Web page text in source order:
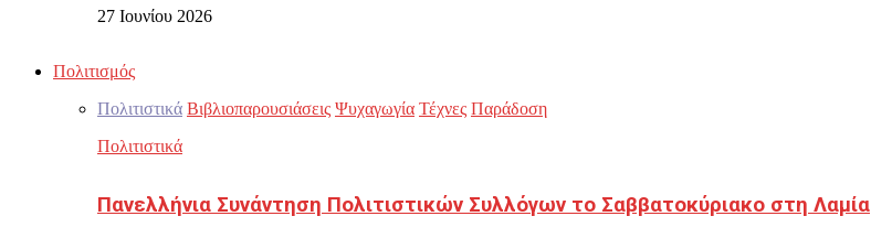
27 Ιουνίου 2026
Πολιτισμός
Πολιτιστικά Βιβλιοπαρουσιάσεις Ψυχαγωγία Τέχνες Παράδοση
Πολιτιστικά
Πανελλήνια Συνάντηση Πολιτιστικών Συλλόγων το Σαββατοκύριακο στη Λαμία